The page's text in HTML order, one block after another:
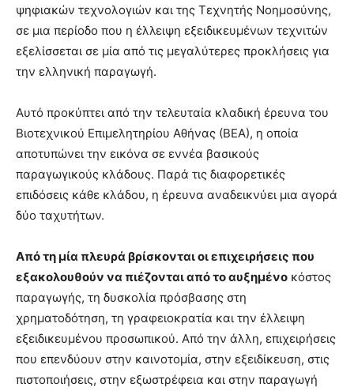
ψηφιακών τεχνολογιών και της Τεχνητής Νοημοσύνης,
σε μια περίοδο που η έλλειψη εξειδικευμένων τεχνιτών
εξελίσσεται σε μία από τις μεγαλύτερες προκλήσεις για
την ελληνική παραγωγή.
Αυτό προκύπτει από την τελευταία κλαδική έρευνα του
Βιοτεχνικού Επιμελητηρίου Αθήνας (ΒΕΑ), η οποία
αποτυπώνει την εικόνα σε εννέα βασικούς
παραγωγικούς κλάδους. Παρά τις διαφορετικές
επιδόσεις κάθε κλάδου, η έρευνα αναδεικνύει μια αγορά
δύο ταχυτήτων.
Από τη μία πλευρά βρίσκονται οι επιχειρήσεις που
εξακολουθούν να πιέζονται από το αυξημένο κόστος
παραγωγής, τη δυσκολία πρόσβασης στη
χρηματοδότηση, τη γραφειοκρατία και την έλλειψη
εξειδικευμένου προσωπικού. Από την άλλη, επιχειρήσεις
που επενδύουν στην καινοτομία, στην εξειδίκευση, στις
πιστοποιήσεις, στην εξωστρέφεια και στην παραγωγή